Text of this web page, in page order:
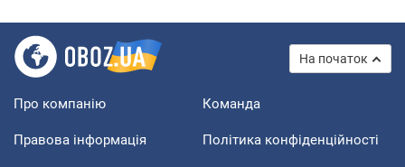
На початок
Про компанію Команда
Правова інформація Політика конфіденційності